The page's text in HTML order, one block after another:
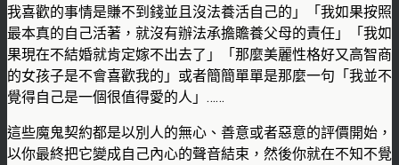
我喜歡的事情是賺不到錢並且沒法養活自己的」「我如果按照
最本真的自己活著，就沒有辦法承擔贍養父母的責任」「我如
果現在不結婚就肯定嫁不出去了」「那麼美麗性格好又高智商
的女孩子是不會喜歡我的」或者簡簡單單是那麼一句「我並不
覺得自己是一個很值得愛的人」……
這些魔鬼契約都是以別人的無心、善意或者惡意的評價開始，
以你最終把它變成自己內心的聲音結束，然後你就在不知不覺